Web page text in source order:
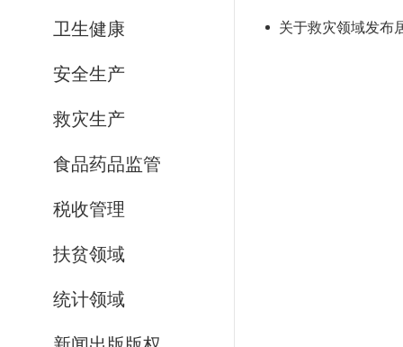
卫生健康
安全生产
救灾生产
食品药品监管
税收管理
扶贫领域
统计领域
关于救灾领域发布